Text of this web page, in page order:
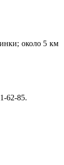
около 5 км
62-85.